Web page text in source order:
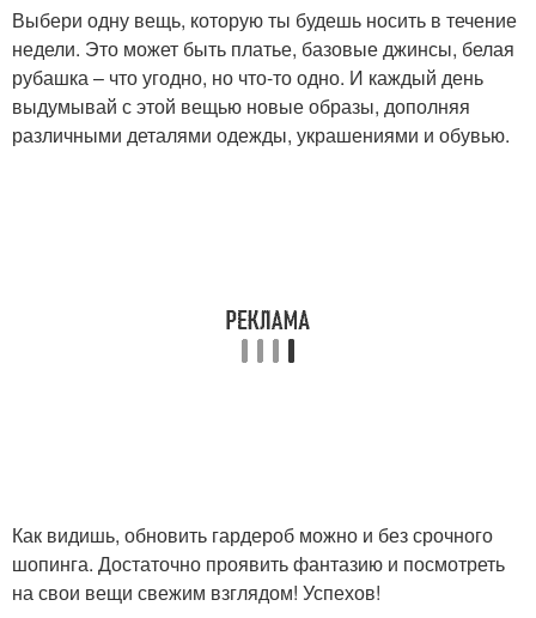
Выбери одну вещь, которую ты будешь носить в течение
недели. Это может быть платье, базовые джинсы, белая
рубашка – что угодно, но что-то одно. И каждый день
выдумывай с этой вещью новые образы, дополняя
различными деталями одежды, украшениями и обувью.
Как видишь, обновить гардероб можно и без срочного
шопинга. Достаточно проявить фантазию и посмотреть
на свои вещи свежим взглядом! Успехов!